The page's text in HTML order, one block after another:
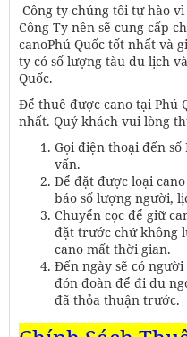
Công ty chúng tôi tự hào
Công Ty nên sẽ cung cấp
canoPhú Quốc tốt nhất và
ty có số lượng tàu du lịch
Quốc.
Để thuê được cano tại Phú
nhất. Quý khách vui lòng
Gọi điện thoại đến
vấn.
Để đặt được loại
báo số lượng người,
Chuyển cọc để giữ
đặt trước chứ không
cano mất thời gian.
Đến ngày sẽ có
đón đoàn để đi du
đã thỏa thuận trước.